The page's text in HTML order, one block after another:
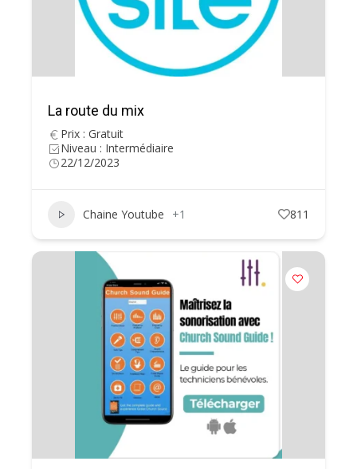
La route du mix
Prix : Gratuit
Niveau : Intermédiaire
22/12/2023
Chaine Youtube +1 811